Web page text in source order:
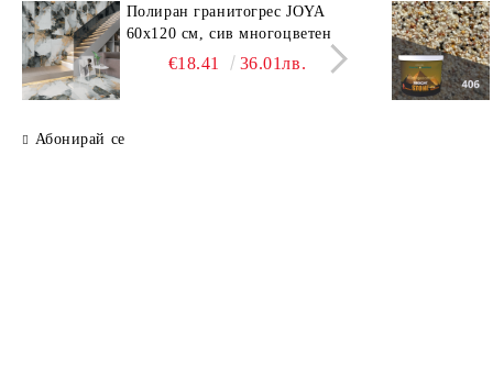
Полиран гранитогрес JOYA
60x120 см, сив многоцветен
€18.41 36.01лв.
Абонирай се